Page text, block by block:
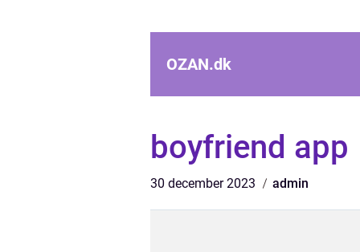
OZAN.dk
boyfriend app
30 december 2023 admin